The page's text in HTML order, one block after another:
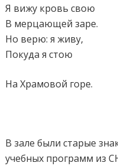
Я вижу кровь свою
В мерцающей заре.
Но верю: я живу,
Покуда я стою
На Храмовой горе.
В зале были старые
учебных программ из